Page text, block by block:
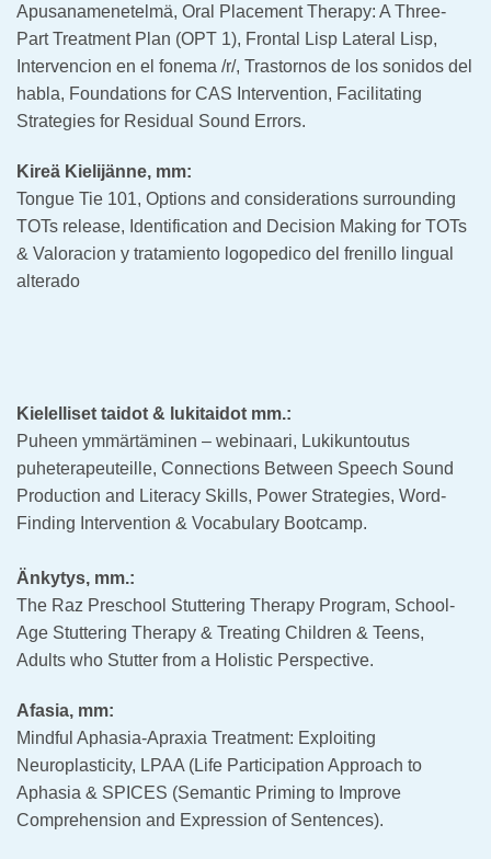
Apusanamenetelmä, Oral Placement Therapy: A Three-
Part Treatment Plan (OPT 1), Frontal Lisp Lateral Lisp,
Intervencion en el fonema /r/, Trastornos de los sonidos del
habla, Foundations for CAS Intervention, Facilitating
Strategies for Residual Sound Errors.
Kireä Kielijänne, mm:
Tongue Tie 101, Options and considerations surrounding
TOTs release, Identification and Decision Making for TOTs
& Valoracion y tratamiento logopedico del frenillo lingual
alterado
Kielelliset taidot & lukitaidot mm.:
Puheen ymmärtäminen – webinaari, Lukikuntoutus
puheterapeuteille, Connections Between Speech Sound
Production and Literacy Skills, Power Strategies, Word-
Finding Intervention & Vocabulary Bootcamp.
Änkytys, mm.:
The Raz Preschool Stuttering Therapy Program, School-
Age Stuttering Therapy & Treating Children & Teens,
Adults who Stutter from a Holistic Perspective.
Afasia, mm:
Mindful Aphasia-Apraxia Treatment: Exploiting
Neuroplasticity, LPAA (Life Participation Approach to
Aphasia & SPICES (Semantic Priming to Improve
Comprehension and Expression of Sentences).